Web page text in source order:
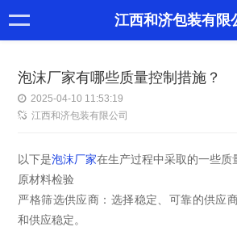
江西和济包装有限
泡沫厂家有哪些质量控制措施？
2025-04-10 11:53:19
江西和济包装有限公司
以下是泡沫厂家在生产过程中采取的一些质
原材料检验
严格筛选供应商：选择稳定、可靠的供应
和供应稳定。